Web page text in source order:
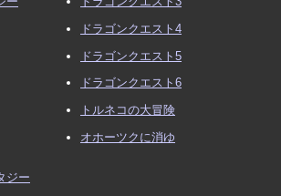
ドラゴンクエスト4
ドラゴンクエスト5
ドラゴンクエスト6
トルネコの大冒険
オホーツクに消ゆ
ジー